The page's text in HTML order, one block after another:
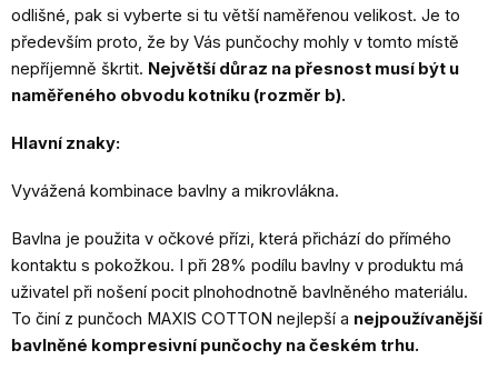
odlišné, pak si vyberte si tu větší naměřenou velikost. Je to
především proto, že by Vás punčochy mohly v tomto místě
nepříjemně škrtit. Největší důraz na přesnost musí být u
naměřeného obvodu kotníku (rozměr b).
Hlavní znaky:
Vyvážená kombinace bavlny a mikrovlákna.
Bavlna je použita v očkové přízi, která přichází do přímého
kontaktu s pokožkou. I při 28% podílu bavlny v produktu má
uživatel při nošení pocit plnohodnotně bavlněného materiálu.
To činí z punčoch MAXIS COTTON nejlepší a nejpoužívanější
bavlněné kompresivní punčochy na českém trhu.